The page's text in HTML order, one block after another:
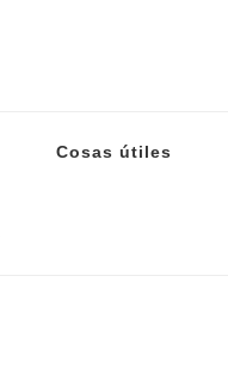
Cosas útiles